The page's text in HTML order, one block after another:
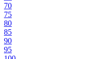
70
75
80
85
90
95